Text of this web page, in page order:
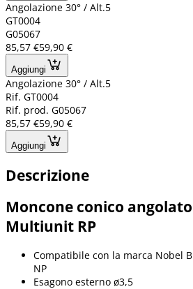
Angolazione 30° / Alt.5
GT0004
G05067
85,57 €59,90 €
Aggiungi
Angolazione 30° / Alt.5
Rif. GT0004
Rif. prod. G05067
85,57 €59,90 €
Aggiungi
Descrizione
Moncone conico
Multiunit RP
Compatibile con la marca Nobel
NP
Esagono esterno ø3,5